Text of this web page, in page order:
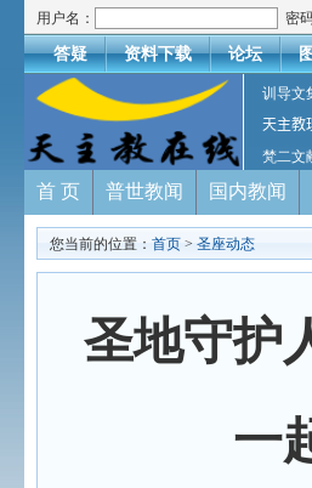
用户名： 密
答疑 资料下载 论坛
训导文
天主教
梵二文
首 页 普世教闻 国内教闻
您当前的位置： 首页 > 圣座动态
圣地守护
一